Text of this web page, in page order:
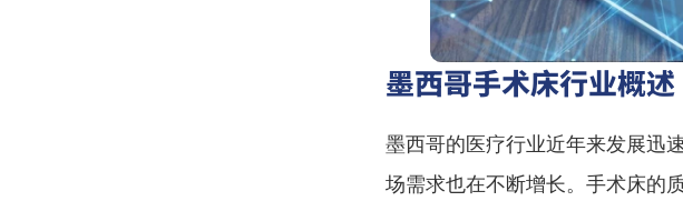
墨西哥手术床行业概述
墨西哥的医疗行业近年来发展迅
场需求也在不断增长。手术床的